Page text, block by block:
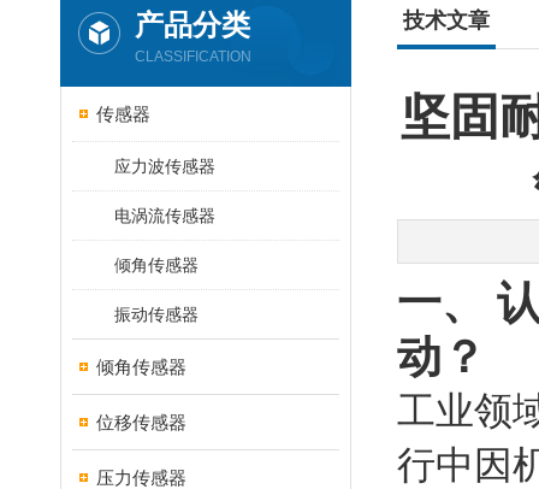
产品分类
CLASSIFICATION
传感器
应力波传感器
电涡流传感器
倾角传感器
振动传感器
倾角传感器
位移传感器
压力传感器
技术文章
坚固
一、
动？
工业领
行中因